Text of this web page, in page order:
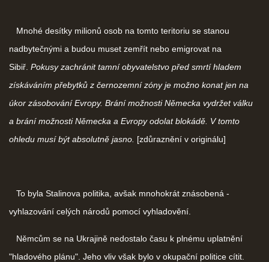
Mnohé desítky milionů osob na tomto teritoriu se stanou
nadbytečnými a budou muset zemřít nebo emigrovat na
Sibiř. Pokusy zachránit tamní obyvatelstvo před smrtí hladem
získáváním přebytků z černozemní zóny je možno konat jen na
úkor zásobování Evropy. Brání možnosti Německa vydržet válku
a brání možnosti Německa a Evropy odolat blokádě. V tomto
ohledu musí být absolutně jasno. [zdůraznění v originálu]
To byla Stalinova politika, avšak mnohokrát znásobená -
vyhlazování celých národů pomocí vyhladovění.
Němcům se na Ukrajině nedostalo času k plnému uplatnění
"hladového plánu". Jeho vliv však bylo v okupační politice cítit.